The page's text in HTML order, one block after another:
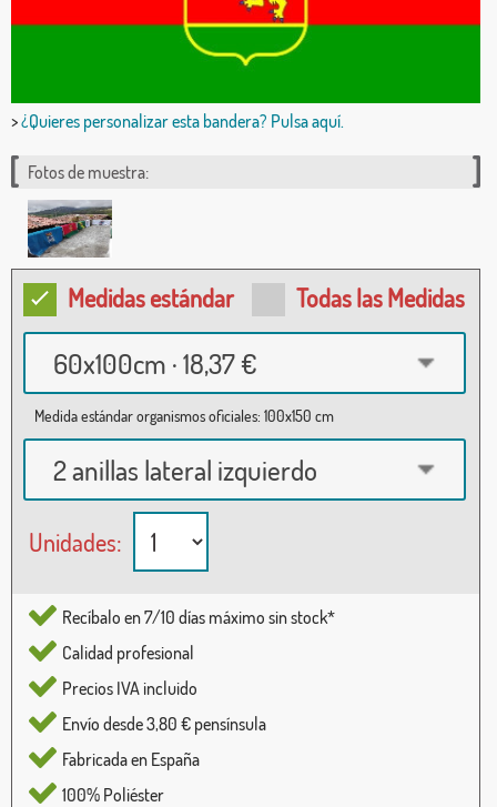
>¿Quieres personalizar esta bandera? Pulsa aquí.
Fotos de muestra:
Medidas estándar Todas las Medidas
60x100cm · 18,37 €
Medida estándar organismos oficiales: 100x150 cm
2 anillas lateral izquierdo
Unidades:
Recíbalo en 7/10 días máximo sin stock*
Calidad profesional
Precios IVA incluido
Envío desde 3,80 € pensínsula
Fabricada en España
100% Poliéster